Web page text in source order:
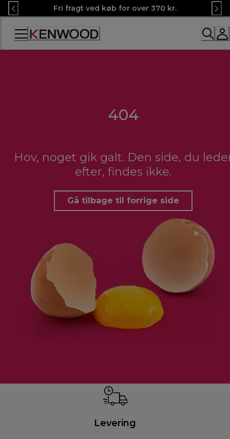
Skip
to
Content
Fri fragt ved køb for over 370 kr.
404
Hov, noget gik galt. Den side, du
efter, findes ikke.
Gå tilbage til forrige side
Levering